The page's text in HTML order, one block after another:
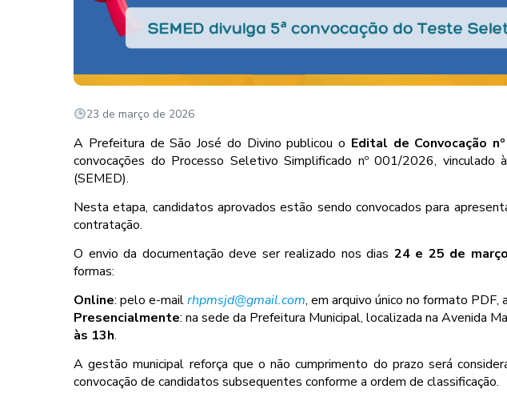
23 de março de 2026
A Prefeitura de São José do Divino publicou o Edital de Convocação
convocações do Processo Seletivo Simplificado nº 001/2026, vinculado
(SEMED).
Nesta etapa, candidatos aprovados estão sendo convocados para
contratação.
O envio da documentação deve ser realizado nos dias 24 e 25 de
formas:
Online: pelo e-mailrhpmsjd@gmail.com, em arquivo único no formato PDF,
Presencialmente: na sede da Prefeitura Municipal, localizada na Avenida
às 13h.
A gestão municipal reforça que o não cumprimento do prazo será
convocação de candidatos subsequentes conforme a ordem de classificação.